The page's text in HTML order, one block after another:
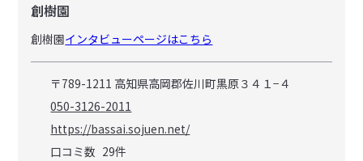
創樹園
創樹園インタビューページはこちら
〒789-1211 高知県高岡郡佐川町黒原３４１−４
050-3126-2011
https://bassai.sojuen.net/
口コミ数 29件